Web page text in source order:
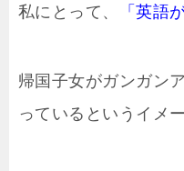
私にとって、 「英語
帰国子女がガンガン
っているというイメ